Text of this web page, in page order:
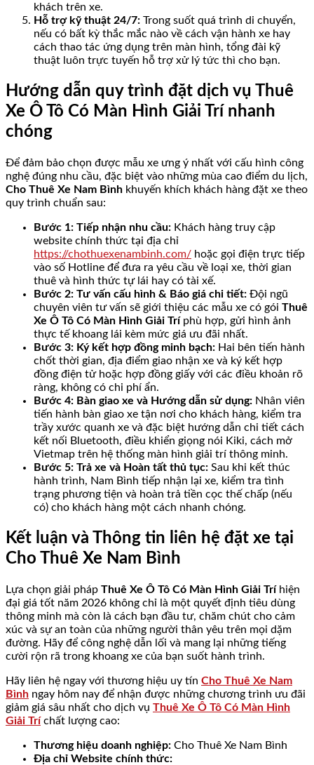
khách trên xe.
Hỗ trợ kỹ thuật 24/7: Trong suốt quá trình di chuyển,
nếu có bất kỳ thắc mắc nào về cách vận hành xe hay
cách thao tác ứng dụng trên màn hình, tổng đài kỹ
thuật luôn trực tuyến hỗ trợ xử lý tức thì cho bạn.
Hướng dẫn quy trình đặt dịch vụ Thuê
Xe Ô Tô Có Màn Hình Giải Trí nhanh
chóng
Để đảm bảo chọn được mẫu xe ưng ý nhất với cấu hình công
nghệ đúng nhu cầu, đặc biệt vào những mùa cao điểm du lịch,
Cho Thuê Xe Nam Bình khuyến khích khách hàng đặt xe theo
quy trình chuẩn sau:
Bước 1: Tiếp nhận nhu cầu: Khách hàng truy cập
website chính thức tại địa chỉ
https://chothuexenambinh.com/ hoặc gọi điện trực tiếp
vào số Hotline để đưa ra yêu cầu về loại xe, thời gian
thuê và hình thức tự lái hay có tài xế.
Bước 2: Tư vấn cấu hình & Báo giá chi tiết: Đội ngũ
chuyên viên tư vấn sẽ giới thiệu các mẫu xe có gói Thuê
Xe Ô Tô Có Màn Hình Giải Tríphù hợp, gửi hình ảnh
thực tế khoang lái kèm mức giá ưu đãi nhất.
Bước 3: Ký kết hợp đồng minh bạch: Hai bên tiến hành
chốt thời gian, địa điểm giao nhận xe và ký kết hợp
đồng điện tử hoặc hợp đồng giấy với các điều khoản rõ
ràng, không có chi phí ẩn.
Bước 4: Bàn giao xe và Hướng dẫn sử dụng: Nhân viên
tiến hành bàn giao xe tận nơi cho khách hàng, kiểm tra
trầy xước quanh xe và đặc biệt hướng dẫn chi tiết cách
kết nối Bluetooth, điều khiển giọng nói Kiki, cách mở
Vietmap trên hệ thống màn hình giải trí thông minh.
Bước 5: Trả xe và Hoàn tất thủ tục: Sau khi kết thúc
hành trình, Nam Bình tiếp nhận lại xe, kiểm tra tình
trạng phương tiện và hoàn trả tiền cọc thế chấp (nếu
có) cho khách hàng một cách nhanh chóng.
Kết luận và Thông tin liên hệ đặt xe tại
Cho Thuê Xe Nam Bình
Lựa chọn giải pháp Thuê Xe Ô Tô Có Màn Hình Giải Tríhiện
đại giá tốt năm 2026 không chỉ là một quyết định tiêu dùng
thông minh mà còn là cách bạn đầu tư, chăm chút cho cảm
xúc và sự an toàn của những người thân yêu trên mọi dặm
đường. Hãy để công nghệ dẫn lối và mang lại những tiếng
cười rộn rã trong khoang xe của bạn suốt hành trình.
Hãy liên hệ ngay với thương hiệu uy tín Cho Thuê Xe Nam
Bình ngay hôm nay để nhận được những chương trình ưu đãi
giảm giá sâu nhất cho dịch vụ Thuê Xe Ô Tô Có Màn Hình
Giải Tríchất lượng cao:
Thương hiệu doanh nghiệp: Cho Thuê Xe Nam Bình
Địa chỉ Website chính thức: